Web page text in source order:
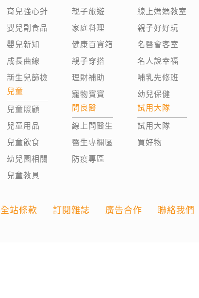
育兒強心針
嬰兒副食品
嬰兒新知
成長曲線
新生兒篩檢
兒童
兒童照顧
兒童用品
兒童飲食
幼兒園相關
兒童教具
親子旅遊
家庭料理
健康百寶箱
親子穿搭
理財補助
寵物寶寶
問良醫
線上問醫生
醫生專欄區
防疫專區
線上媽媽教室
親子好好玩
名醫會客室
名人說幸福
哺乳先修班
幼兒保健
試用大隊
試用大隊
買好物
全站條款 訂閱雜誌 廣告合作 聯絡我們